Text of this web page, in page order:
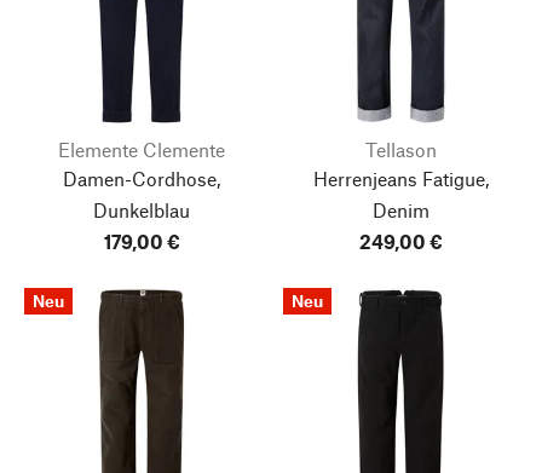
Elemente Clemente
Damen-Cordhose,
Dunkelblau
179,00 €
Tellason
Herrenjeans Fatigue,
Denim
249,00 €
Neu Neu